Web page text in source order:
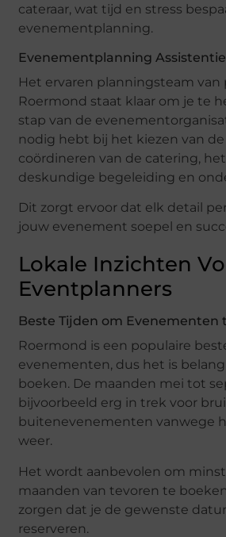
cateraar, wat tijd en stress
evenementplanning.
Evenementplanning Assistentie
Het ervaren planningsteam
Roermond staat klaar om je te
stap van de
nodig hebt bij het kiezen van
coördineren van de catering,
deskundige begeleiding en
Dit zorgt ervoor dat elk detail
jouw evenement soepel en
Lokale Inzichten
Eventplanners
Beste Tijden om Evenementen
Roermond is een populaire
evenementen, dus het is
boeken. De maanden mei tot
bijvoorbeeld erg in trek voor
buitenevenementen vanwege
weer.
Het wordt aanbevolen om
maanden van tevoren te
zorgen dat je de gewenste
reserveren.